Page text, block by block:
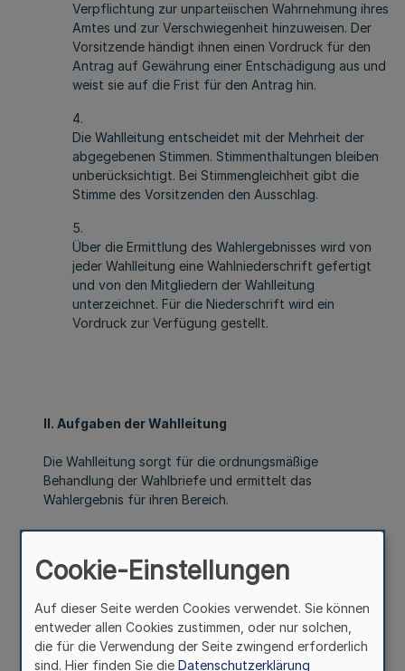
Verpflichtung zur unparteiischen Wahrnehmung ihres
Amtes und zur Verschwiegenheit hinzuweisen. Der
Vorsitzende händigt ihnen einen Vordruck für den
Antrag auf Gewährung einer Entschädigung aus und
weist sie auf die Frist für den Antrag hin.
4.
Die Wahlleitung entscheidet mit der Mehrheit der
abgegebenen Stimmen. Stimmenthaltungen bleiben
unberücksichtigt. Bei Stimmengleichheit gibt die
Stimme des Vorsitzenden den Ausschlag.
5.
Über die Ermittlung des Wahlergebnisses wird von
jeder Wahlleitung eine Wahlniederschrift gefertigt
und von den Mitgliedern der Wahlleitung
unterzeichnet. Für die Niederschrift wird ein
Vordruck zur Verfügung gestellt.
II. Aufgaben der Wahlleitung
Die Wahlleitung sorgt für die ordnungsmäßige
Behandlung der Wahlbriefe und ermittelt das
Wahlergebnis für ihren Bereich.
III. Behandlung der Wahlbriefe
1.
Cookie-Einstellungen
Auf dieser Seite werden Cookies verwendet. Sie können
entweder allen Cookies zustimmen, oder nur solchen,
die für die Verwendung der Seite zwingend erforderlich
sind. Hier finden Sie die Datenschutzerklärung